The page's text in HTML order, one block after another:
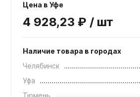
Цена в Уфе
4 928,23 ₽ / шт
Наличие товара в городах
Челябинск
Уфа
Тюмень